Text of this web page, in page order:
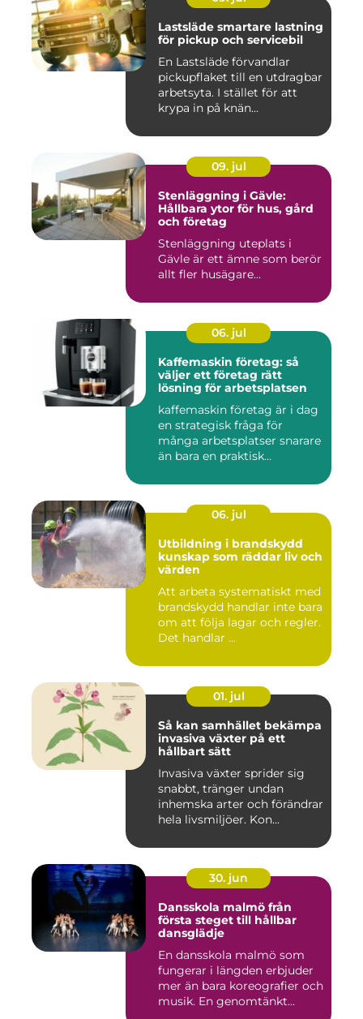
Lastsläde smartare lastning
för pickup och servicebil
En Lastsläde förvandlar
pickupflaket till en utdragbar
arbetsyta. I stället för att
krypa in på knän...
09. jul
Stenläggning i Gävle:
Hållbara ytor för hus, gård
och företag
Stenläggning uteplats i
Gävle är ett ämne som berör
allt fler husägare...
06. jul
Kaffemaskin företag: så
väljer ett företag rätt
lösning för arbetsplatsen
kaffemaskin företag är i dag
en strategisk fråga för
många arbetsplatser snarare
än bara en praktisk...
06. jul
Utbildning i brandskydd
kunskap som räddar liv och
värden
Att arbeta systematiskt med
brandskydd handlar inte bara
om att följa lagar och regler.
Det handlar ...
01. jul
Så kan samhället bekämpa
invasiva växter på ett
hållbart sätt
Invasiva växter sprider sig
snabbt, tränger undan
inhemska arter och förändrar
hela livsmiljöer. Kon...
30. jun
Dansskola malmö från
första steget till hållbar
dansglädje
En dansskola malmö som
fungerar i längden erbjuder
mer än bara koreografier och
musik. En genomtänkt...